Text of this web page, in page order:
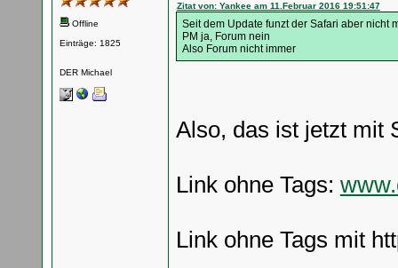
Offline
Einträge: 1825
DER Michael
Zitat von: Yankee am 11.Februar 2016 19:51:47
Seit dem Update funzt der Safari aber nicht
PM ja, Forum nein
Also Forum nicht immer
Also, das ist jetzt mit
Link ohne Tags:
Link ohne Tags mit